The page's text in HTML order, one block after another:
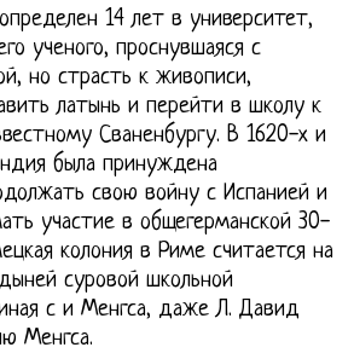
14 лет в университет,
ученого, проснувшаяся с
но страсть к живописи,
латынь и перейти в школу к
Сваненбургу. В 1620-х и
была принуждена
свою войну с Испанией и
участие в общегерманской 30-
колония в Риме считается на
суровой школьной
с и Менгса, даже Л. Давид
Менгса.